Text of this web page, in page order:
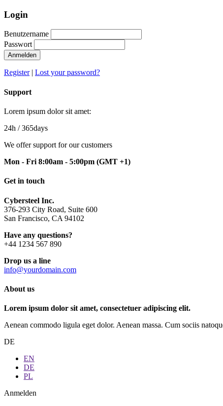
Login
Benutzername
Passwort
Anmelden
Register| Lost your password?
Support
Lorem ipsum dolor sit amet:
24h / 365days
We offer support for our customers
Mon - Fri 8:00am - 5:00pm (GMT +1)
Get in touch
Cybersteel Inc.
376-293 City Road, Suite 600
San Francisco, CA 94102
Have any questions?
+44 1234 567 890
Drop us a line
info@yourdomain.com
About us
Lorem ipsum dolor sit amet, consectetuer adipiscing elit.
Aenean commodo ligula eget dolor. Aenean massa. Cum sociis
DE
EN
DE
PL
Anmelden